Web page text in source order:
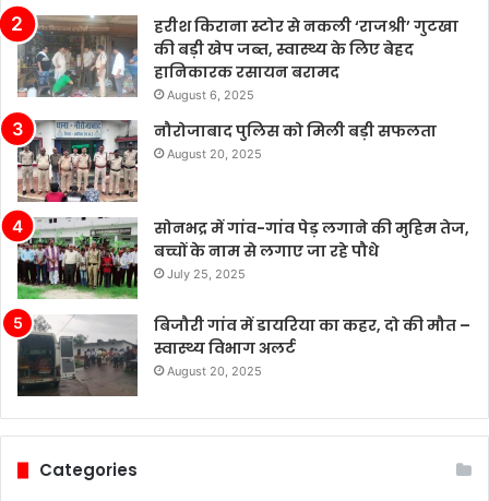
हैं।
चीन
के
बढ़ते
में
टेस्ला
की
बिक्री
लगातार
मजबूत
बनी
हुई
है,
जबकि
अन्य
कंपनियां
समस्याओं
का
सामना
हरीश किराना स्टोर से नकली ‘राजश्री’ गुटखा
की बड़ी खेप जब्त, स्वास्थ्य के लिए बेहद
हानिकारक रसायन बरामद
August 6, 2025
नौरोजाबाद पुलिस को मिली बड़ी सफलता
August 20, 2025
सोनभद्र में गांव-गांव पेड़ लगाने की मुहिम तेज,
बच्चों के नाम से लगाए जा रहे पौधे
July 25, 2025
बिजौरी गांव में डायरिया का कहर, दो की मौत –
स्वास्थ्य विभाग अलर्ट
August 20, 2025
Categories